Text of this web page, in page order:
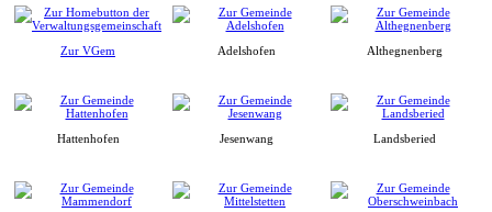
Zur VGem Adelshofen Althegnenberg
Hattenhofen Jesenwang Landsberied